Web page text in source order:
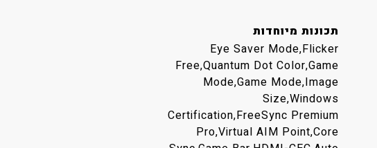
תכונות מיוחדות
Eye Saver Mode,Flicker
Free,Quantum Dot Color,Game
Mode,Game Mode,Image
Size,Windows
Certification,FreeSync Premium
Pro,Virtual AIM Point,Core